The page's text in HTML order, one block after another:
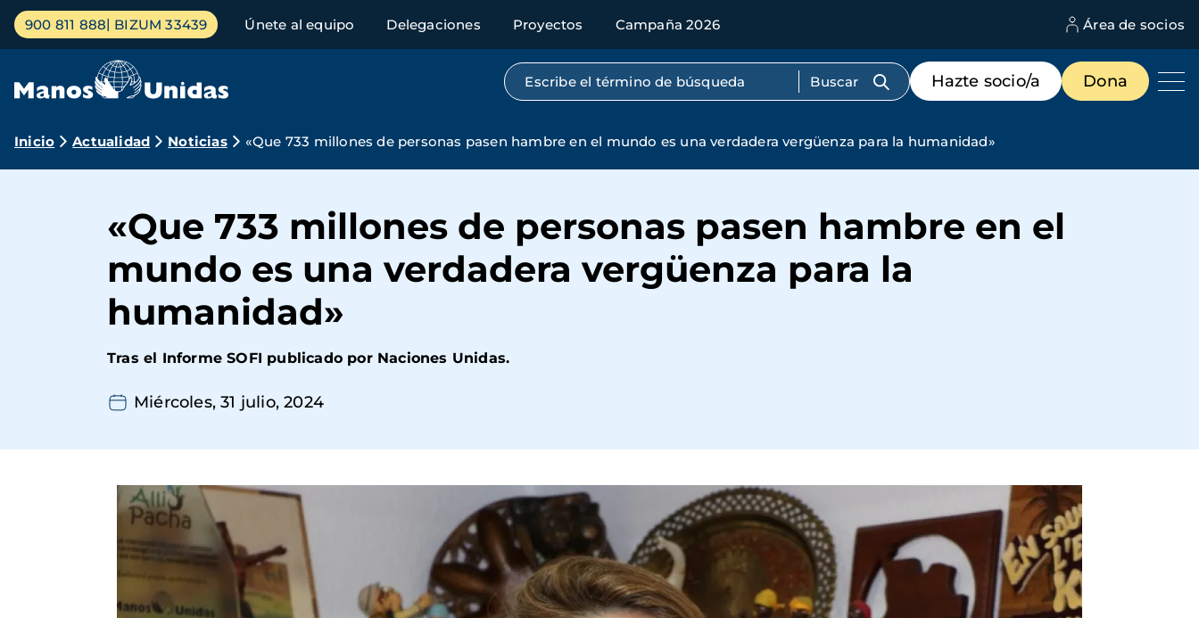
Pasar
contenido
Menú
principal
900 811 888 BIZUM 33439 Únete al equipo Delegaciones Proyectos Campaña 2026 Área de socios
Búsqueda por texto completo
Menú
de
destacados
Hazte socio/a Dona
Ruta
navegación
Inicio Actualidad Noticias «Que 733 millones de personas pasen hambre en el mundo es una verdadera vergüenza para la humanidad»
«Que 733 millones de personas pasen hambre en el
mundo es una verdadera vergüenza para la
humanidad»
Tras el Informe SOFI publicado por Naciones Unidas.
Miércoles, 31 julio, 2024